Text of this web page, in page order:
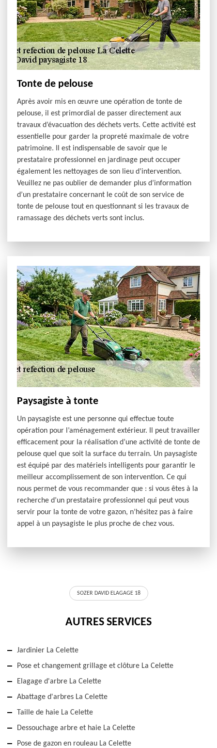
Tonte de pelouse
Après avoir mis en œuvre une opération de tonte de
pelouse, il est primordial de passer directement aux
travaux d’évacuation des déchets verts. Cette activité est
essentielle pour garder la propreté maximale de votre
patrimoine. Il est indispensable de savoir que le
prestataire professionnel en jardinage peut occuper
également les nettoyages de son lieu d’intervention.
Veuillez ne pas oublier de demander plus d’information
d’un prestataire concernant le coût de son service de
tonte de pelouse tout en questionnant si les travaux de
ramassage des déchets verts sont inclus.
Paysagiste à tonte
Un paysagiste est une personne qui effectue toute
opération pour l’aménagement extérieur. Il peut travailler
efficacement pour la réalisation d’une activité de tonte de
pelouse quel que soit la surface du terrain. Un paysagiste
est équipé par des matériels intelligents pour garantir le
meilleur accomplissement de son intervention. Ce qui
nous permet de vous recommander que : si vous êtes à la
recherche d’un prestataire professionnel qui peut vous
servir pour la tonte de votre gazon, n’hésitez pas à faire
appel à un paysagiste le plus proche de chez vous.
SOZER DAVID ELAGAGE 18
AUTRES SERVICES
Jardinier La Celette
Pose et changement grillage et clôture La Celette
Elagage d'arbre La Celette
Abattage d'arbres La Celette
Taille de haie La Celette
Dessouchage arbre et haie La Celette
Pose de gazon en rouleau La Celette